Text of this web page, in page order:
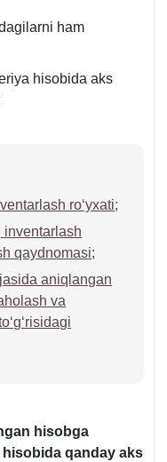
ham
hisobida aks
roʻyхati;
qaydnomasi;
aniqlangan
va
hisobga
qanday aks